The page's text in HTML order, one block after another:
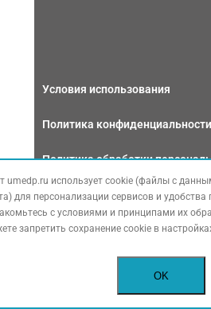
Условия использования
Политика конфиденциальности
Политика обработки
Связаться с нами
Copyright © 2026 МЕДФОРУМ. Все
umedp.ru использует cookie (файлы с
для персонализации сервисов и удобства
с условиями и принципами их
запретить сохранение cookie в
OK